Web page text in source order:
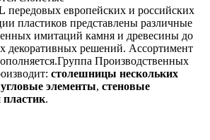
передовых европейских и российских
пластиков представлены различные
имитаций камня и древесины до
декоративных решений. Ассортимент
Производственных
столешницы нескольких
угловые элементы, стеновые
.